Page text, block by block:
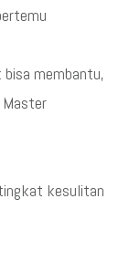
membantu,
kesulitan